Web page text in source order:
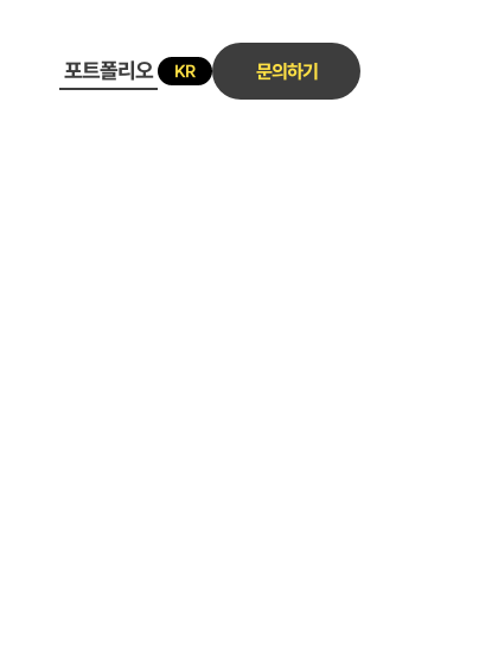
KR 문의하기
포트폴리오